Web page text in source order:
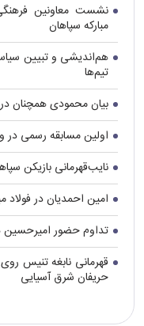
نشست معاونین
مبارکه سپاهان
هم‌اندیشی و تبیین
تیم‌ها
بیان محمودی همچنان در
اولین مسابقه رسمی در
نایب‌قهرمانی بازیکن
امین احمدیان در فولاد
تداوم حضور امیرحسین
قهرمانی نابغه تنیس روی
حریفان شرق آسیایی